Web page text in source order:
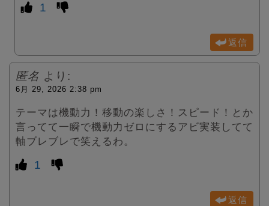
1
返信
匿名 より:
6月 29, 2026 2:38 pm
テーマは機動力！移動の楽しさ！スピード！とか
言ってて一瞬で機動力ゼロにするアビ実装してて
軸ブレブレで笑えるわ。
1
返信